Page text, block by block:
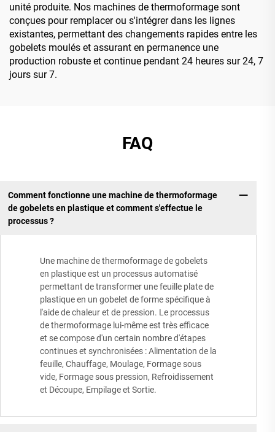
unité produite. Nos machines de thermoformage sont
conçues pour remplacer ou s'intégrer dans les lignes
existantes, permettant des changements rapides entre les
gobelets moulés et assurant en permanence une
production robuste et continue pendant 24 heures sur 24, 7
jours sur 7.
FAQ
Comment fonctionne une machine de thermoformage
de gobelets en plastique et comment s'effectue le
processus ?
Une machine de thermoformage de gobelets
en plastique est un processus automatisé
permettant de transformer une feuille plate de
plastique en un gobelet de forme spécifique à
l'aide de chaleur et de pression. Le processus
de thermoformage lui-même est très efficace
et se compose d'un certain nombre d'étapes
continues et synchronisées : Alimentation de la
feuille, Chauffage, Moulage, Formage sous
vide, Formage sous pression, Refroidissement
et Découpe, Empilage et Sortie.